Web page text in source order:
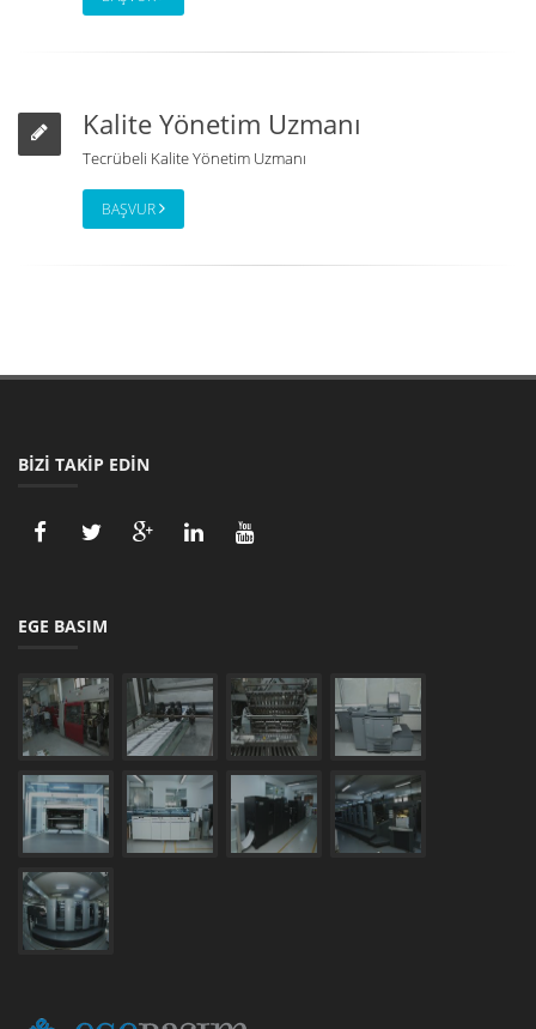
Kalite Yönetim Uzmanı
Tecrübeli Kalite Yönetim Uzmanı
BAŞVUR
BİZİ TAKİP EDİN
EGE BASIM